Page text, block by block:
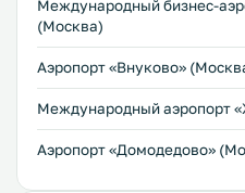
Международный бизнес-
(Москва)
Аэропорт «Внуково»
Международный аэропорт
Аэропорт «Домодедово»